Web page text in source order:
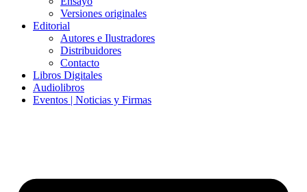
Versiones originales
Editorial
Autores e Ilustradores
Distribuidores
Contacto
Libros Digitales
Audiolibros
Eventos | Noticias y Firmas